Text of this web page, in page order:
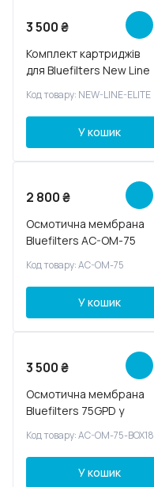
3 500₴
Комплект картриджів
для Bluefilters New Line
Код товару: NEW-LINE-ELITE
У кошик
2 800₴
Осмотична мембрана
Bluefilters AC-OM-75
Код товару: AC-OM-75
У кошик
3 500₴
Осмотична мембрана
Bluefilters 75GPD у
BOX1812S
У кошик